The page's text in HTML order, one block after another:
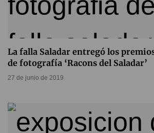
La falla Saladar entregó los
de fotografía ‘Racons del Saladar’
27 de junio de 2019